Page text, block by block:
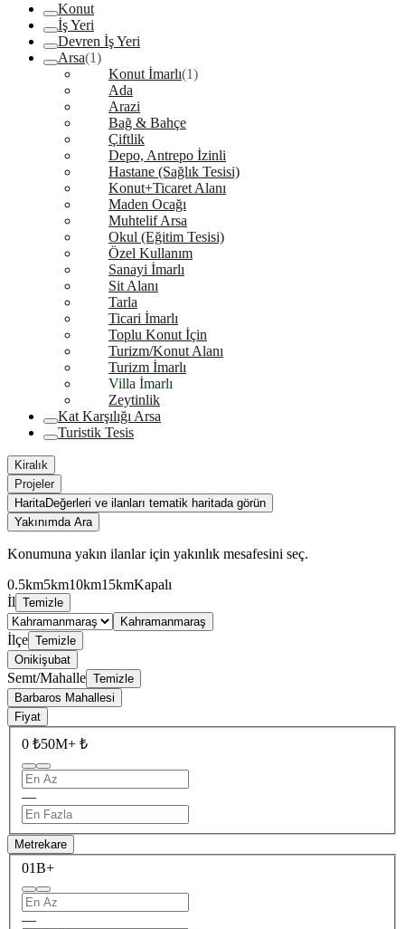
Konut
İş Yeri
Devren İş Yeri
Arsa(1)
Konut İmarlı(1)
Ada
Arazi
Bağ & Bahçe
Çiftlik
Depo, Antrepo İzinli
Hastane (Sağlık Tesisi)
Konut+Ticaret Alanı
Maden Ocağı
Muhtelif Arsa
Okul (Eğitim Tesisi)
Özel Kullanım
Sanayi İmarlı
Sit Alanı
Tarla
Ticari İmarlı
Toplu Konut İçin
Turizm/Konut Alanı
Turizm İmarlı
Villa İmarlı
Zeytinlik
Kat Karşılığı Arsa
Turistik Tesis
Kiralık
Projeler
HaritaDeğerleri ve ilanları tematik haritada görün
Yakınımda Ara
Konumuna yakın ilanlar için yakınlık mesafesini seç.
0.5km5km10km15kmKapalı
İl Temizle
Kahramanmaraş
İlçe Temizle
Onikişubat
Semt/Mahalle Temizle
Barbaros Mahallesi
Fiyat
0 ₺50M+ ₺
—
Metrekare
01B+
—